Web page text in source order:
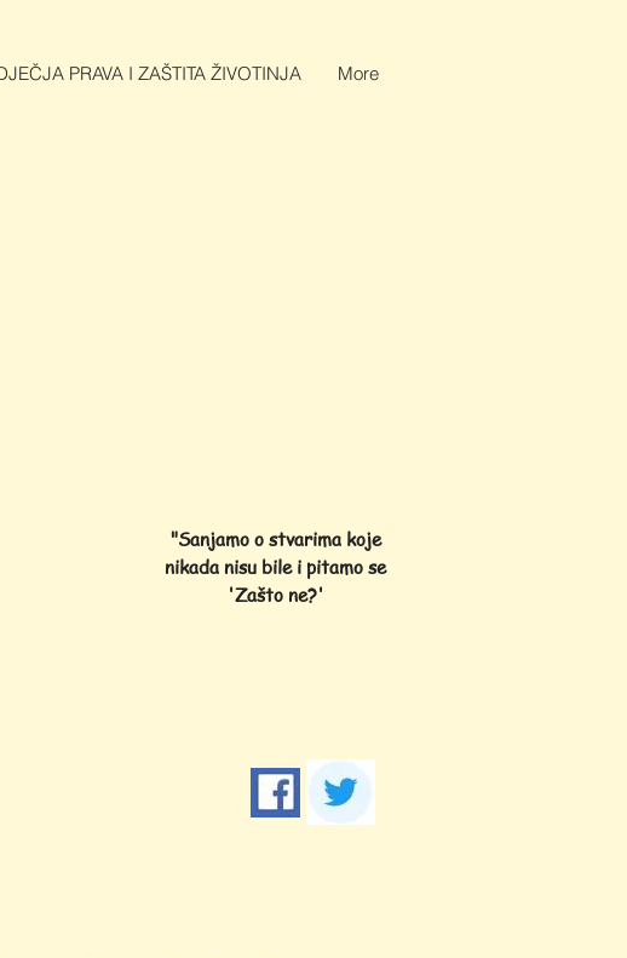
PRAVA I ZAŠTITA ŽIVOTINJA More
"Sanjamo o stvarima koje
nikada nisu bile i pitamo se
'Zašto ne?'